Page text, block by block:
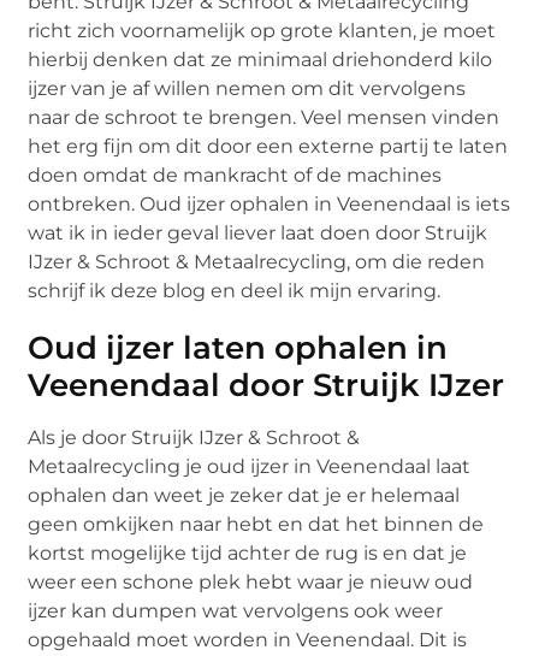
richt zich voornamelijk op grote klanten, je moet
hierbij denken dat ze minimaal driehonderd kilo
ijzer van je af willen nemen om dit vervolgens
naar de schroot te brengen. Veel mensen vinden
het erg fijn om dit door een externe partij te laten
doen omdat de mankracht of de machines
ontbreken. Oud ijzer ophalen in Veenendaal is iets
wat ik in ieder geval liever laat doen door Struijk
IJzer & Schroot & Metaalrecycling, om die reden
schrijf ik deze blog en deel ik mijn ervaring.
Oud ijzer laten ophalen in
Veenendaal door Struijk IJzer
Als je door Struijk IJzer & Schroot &
Metaalrecycling je oud ijzer in Veenendaal laat
ophalen dan weet je zeker dat je er helemaal
geen omkijken naar hebt en dat het binnen de
kortst mogelijke tijd achter de rug is en dat je
weer een schone plek hebt waar je nieuw oud
ijzer kan dumpen wat vervolgens ook weer
opgehaald moet worden in Veenendaal. Dit is